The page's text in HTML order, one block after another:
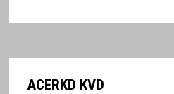
/
ACERKD KVD